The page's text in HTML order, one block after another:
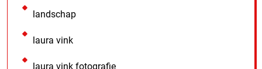
landschap
laura vink
laura vink fotografie